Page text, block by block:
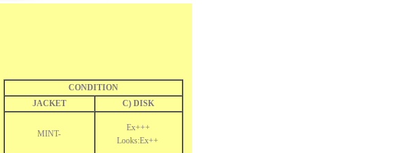
CONDITION
JACKET
C) DISK
MINT-
Ex+++
Looks:Ex++